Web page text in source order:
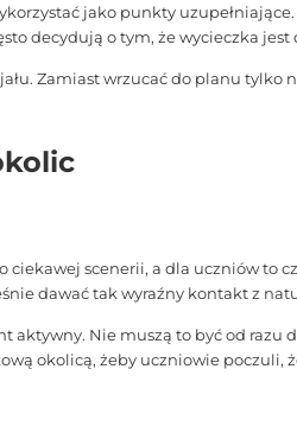
jako punkty
decydują o tym, że wycieczka
Zamiast wrzucać do planu
scenerii, a dla uczniów to
dawać tak wyraźny kontakt z
aktywny. Nie muszą to być od razu
okolicą, żeby uczniowie poczuli,